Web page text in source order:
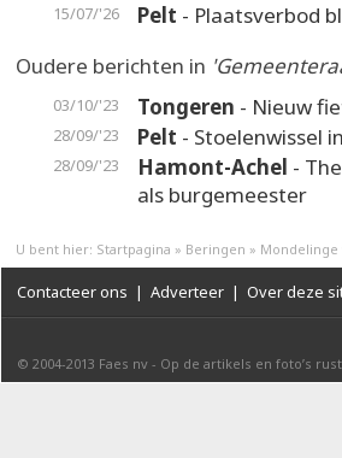
15/07/'26 Pelt - Plaatsverbod
Oudere berichten in
03/10/'23 Tongeren - Nieuw
28/09/'23 Pelt - Stoelenwissel
28/09/'23 Hamont-Achel -
als burgemeester
U bent hier: Startpagina » Beringen » Mondelinge
Contacteer ons | Adverteer | Over deze
© 2004-2013 Faes nv - Op de artikels en foto’s